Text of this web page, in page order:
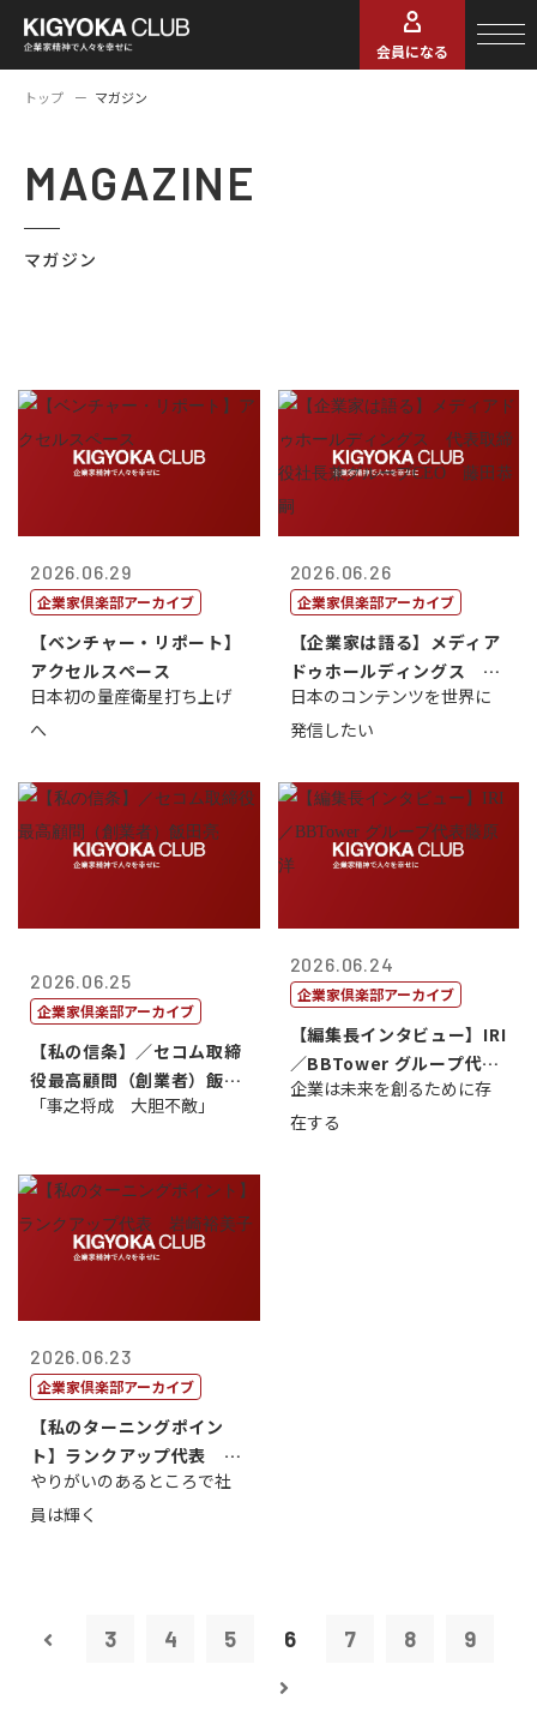
会員になる
トップ マガジン
MAGAZINE
マガジン
2026.06.29
企業家倶楽部アーカイブ
【ベンチャー・リポート】
アクセルスペース
日本初の量産衛星打ち上げ
へ
2026.06.26
企業家倶楽部アーカイブ
【企業家は語る】メディア
ドゥホールディングス 代
表取締役社長...
日本のコンテンツを世界に
発信したい
2026.06.25
企業家倶楽部アーカイブ
【私の信条】／セコム取締
役最高顧問（創業者）飯田
亮
「事之将成 大胆不敵」
2026.06.24
企業家倶楽部アーカイブ
【編集長インタビュー】IRI
／BBTower グループ代表
藤...
企業は未来を創るために存
在する
2026.06.23
企業家倶楽部アーカイブ
【私のターニングポイン
ト】ランクアップ代表 岩
崎裕美子
やりがいのあるところで社
員は輝く
3 4 5 6 7 8 9